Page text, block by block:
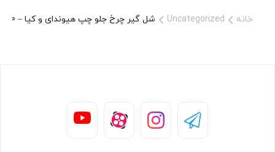
خانه Uncategorized شل گير چرخ جلو چپ هیوندای و کیا – 868113L000